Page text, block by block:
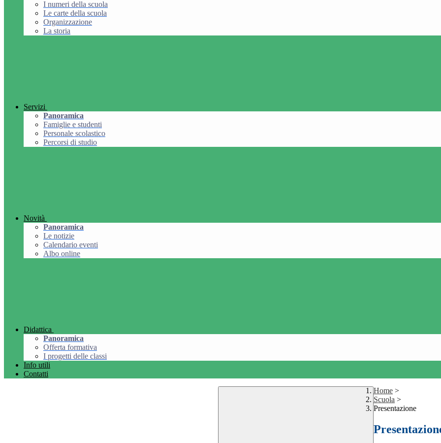
I numeri della scuola
Le carte della scuola
Organizzazione
La storia
Servizi
Panoramica
Famiglie e studenti
Personale scolastico
Percorsi di studio
Novità
Panoramica
Le notizie
Calendario eventi
Albo online
Didattica
Panoramica
Offerta formativa
I progetti delle classi
Info utili
Contatti
Home >
Scuola >
Presentazione